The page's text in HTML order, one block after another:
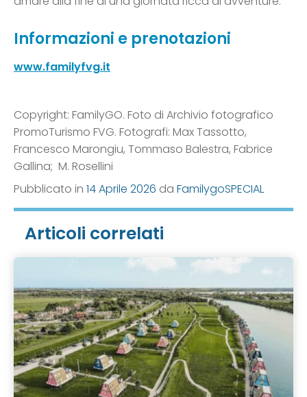
Informazioni e prenotazioni
www.familyfvg.it
Copyright: FamilyGO. Foto di Archivio fotografico
PromoTurismo FVG. Fotografi: Max Tassotto,
Francesco Marongiu, Tommaso Balestra, Fabrice
Gallina; M. Rosellini
Pubblicato in 14 Aprile 2026 da FamilygoSPECIAL
Articoli correlati